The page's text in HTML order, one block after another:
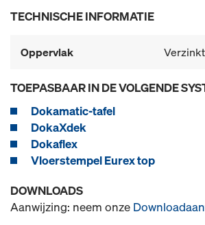
TECHNISCHE INFORMATIE
Oppervlak Verzinkt
TOEPASBAAR IN DE VOLGENDE
Dokamatic-tafel
DokaXdek
Dokaflex
Vloerstempel Eurex top
DOWNLOADS
Aanwijzing: neem onze